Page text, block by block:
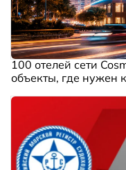
100 отелей сети
объекты, где нужен